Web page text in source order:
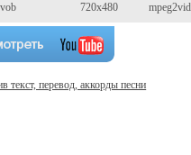
vob 720x480
перевод, аккорды песни